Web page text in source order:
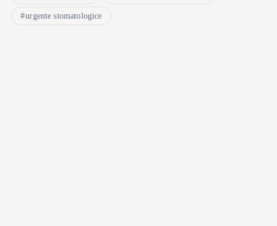
urgente stomatologice